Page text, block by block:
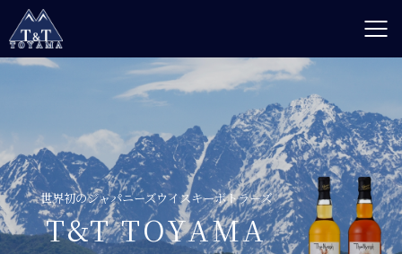
世界初のジャパニーズウイスキーボトラーズ
T&T TOYAMA